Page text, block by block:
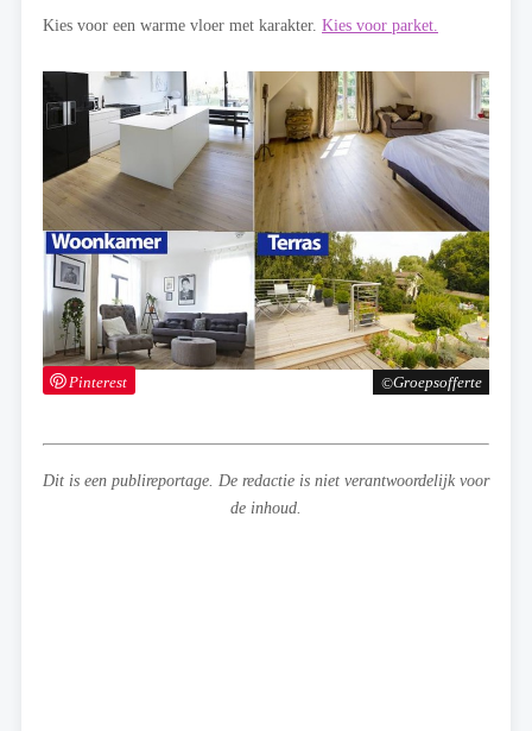
Groepsofferte
Pinterest
Kies voor een warme vloer met karakter. Kies voor parket.
Dit is een publireportage. De redactie is niet verantwoordelijk voor
de inhoud.